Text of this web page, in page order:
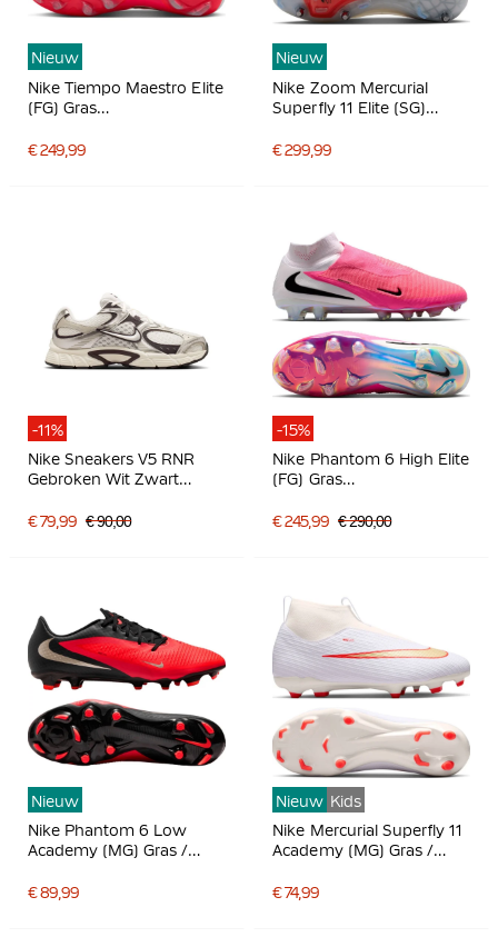
Nieuw
Nike Tiempo Maestro Elite
(FG) Gras
Felrood Goud
€ 249,99
Nieuw
Nike Zoom Mercurial
Superfly 11 Elite (SG)
Voetbalschoenen Wit
€ 299,99
-11%
Nike Sneakers V5 RNR
Gebroken Wit Zwart
€ 79,99 € 90,00
-15%
Nike Phantom 6 High Elite
(FG) Gras
Felroze Zwart
€ 245,99 € 290,00
Nieuw
Nike Phantom 6 Low
Academy (MG) Gras /
Voetbalschoenen Zwart
€ 89,99
Nieuw Kids
Nike Mercurial Superfly 11
Academy (MG) Gras /
Voetbalschoenen Kids Wit
€ 74,99